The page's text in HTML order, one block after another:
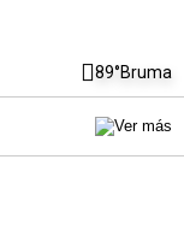
89°Bruma